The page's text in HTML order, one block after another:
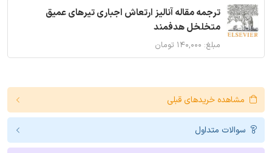
ترجمه مقاله آنالیز ارتعاش اجباری تیرهای عمیق
متخلخل هدفمند
مبلغ: ۱۴۰,۰۰۰ تومان
مشاهده خریدهای قبلی
سوالات متداول